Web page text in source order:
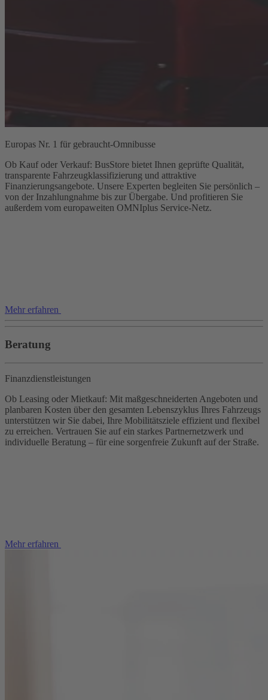
Europas Nr. 1 für gebraucht-Omnibusse
Ob Kauf oder Verkauf: BusStore bietet Ihnen geprüfte Qualität,
transparente Fahrzeugklassifizierung und attraktive
Finanzierungsangebote. Unsere Experten begleiten Sie persönlich –
von der Inzahlungnahme bis zur Übergabe. Und profitieren Sie
außerdem vom europaweiten OMNIplus Service-Netz.
Mehr erfahren
Beratung
Finanzdienstleistungen
Ob Leasing oder Mietkauf: Mit maßgeschneiderten Angeboten und
planbaren Kosten über den gesamten Lebenszyklus Ihres Fahrzeugs
unterstützen wir Sie dabei, Ihre Mobilitätsziele effizient und flexibel
zu erreichen. Vertrauen Sie auf ein starkes Partnernetzwerk und
individuelle Beratung – für eine sorgenfreie Zukunft auf der Straße.
Mehr erfahren